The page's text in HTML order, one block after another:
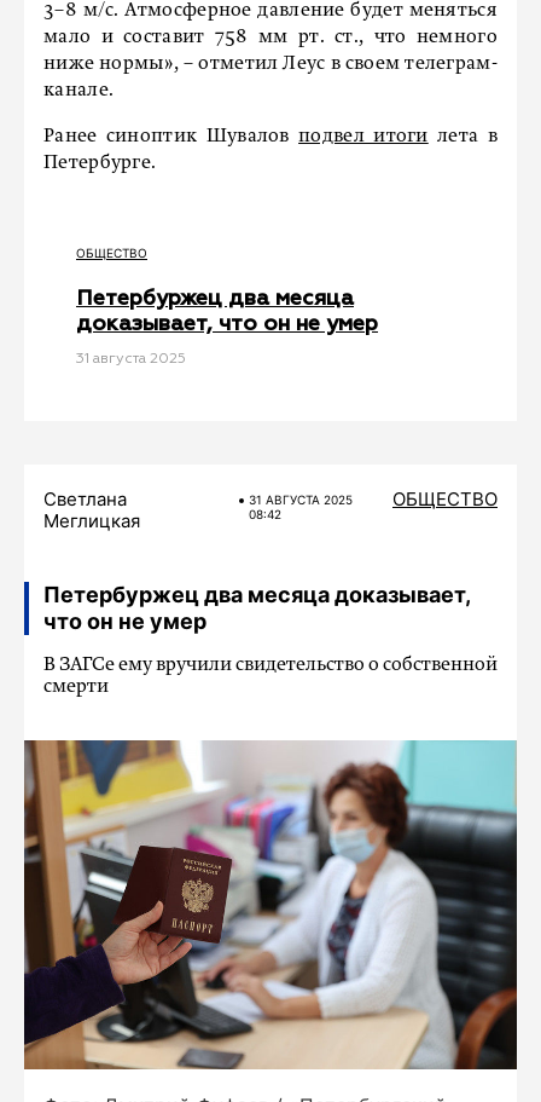
3–8 м/с. Атмосферное давление будет меняться
мало и составит 758 мм рт. ст., что немного
ниже нормы», – отметил Леус в своем телеграм-
канале.
Ранее синоптик Шуваловподвел итоги лета в
Петербурге.
ОБЩЕСТВО
Петербуржец два месяца
доказывает, что он не умер
31 августа 2025
Светлана
Меглицкая
31 АВГУСТА 2025
08:42
ОБЩЕСТВО
Петербуржец два месяца доказывает,
что он не умер
В ЗАГСе ему вручили свидетельство о собственной
смерти